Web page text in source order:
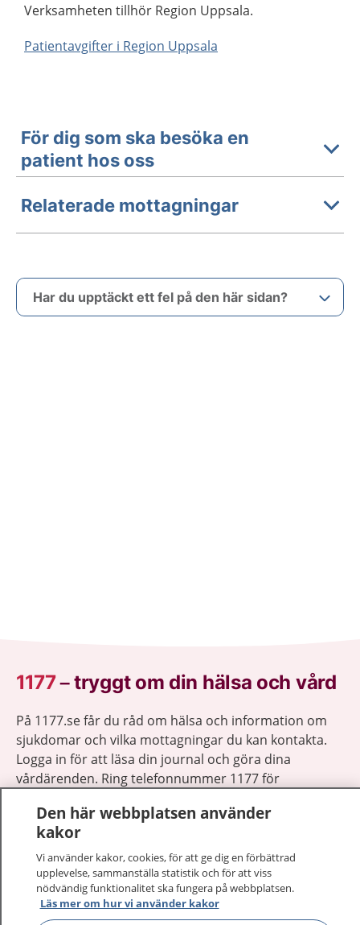
Verksamheten tillhör Region Uppsala.
Patientavgifter i Region Uppsala
För dig som ska besöka en
patient hos oss
Relaterade mottagningar
Har du upptäckt ett fel på den här sidan?
1177–tryggt om din hälsa och vård
På 1177.se får du råd om hälsa och information om
sjukdomar och vilka mottagningar du kan kontakta.
Logga in för att läsa din journal och göra dina
vårdärenden. Ring telefonnummer 1177 för
1177 ger dig råd när du vill må bättre.
Visa
Den här webbplatsen använder
kakor
Vi använder kakor, cookies, för att ge dig en förbättrad
upplevelse, sammanställa statistik och för att viss
nödvändig funktionalitet ska fungera på webbplatsen.
Läs mer om hur vi använder kakor